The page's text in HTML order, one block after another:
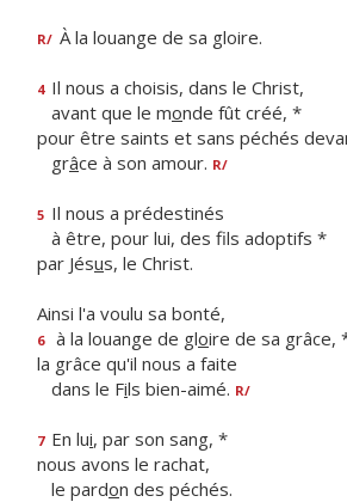
R/ À la louange de sa gloire.
4 Il nous a choisis, dans le Christ,
avant que le monde fût créé, *
pour être saints et sans péchés
grâce à son amour. R/
5 Il nous a prédestinés
à être, pour lui, des fls adoptifs *
par Jésus, le Christ.
Ainsi l'a voulu sa bonté,
6 à la louange de gloire de sa grâce,
la grâce qu'il nous a faite
dans le Fils bien-aimé. R/
7 En lui, par son sang, *
nous avons le rachat,
le pardon des péchés.